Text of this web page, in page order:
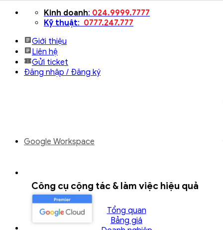
dung
Kinh doanh: 024.9999.7777
Kỹ thuật: 0777.247.777
Giới thiệu
Liên hệ
Gửi ticket
Đăng nhập / Đăng ký
Google Workspace
Công cụ cộng tác & làm việc hiệu quả
Tổng quan
Bảng giá